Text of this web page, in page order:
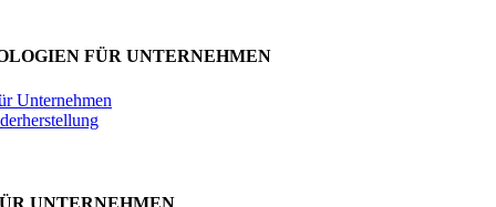
FÜR UNTERNEHMEN
Unternehmen
UNTERNEHMEN